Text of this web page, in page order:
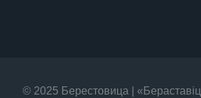
© 2025 Берестовица |